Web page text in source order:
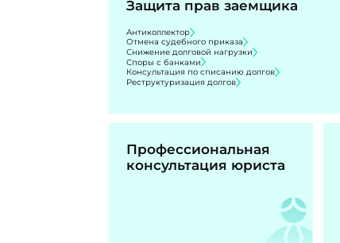
Защита прав заемщика
Антиколлектор
Отмена судебного приказа
Снижение долговой нагрузки
Споры с банками
Консультация по списанию долгов
Реструктуризация долгов
Профессиональная
консультация юриста